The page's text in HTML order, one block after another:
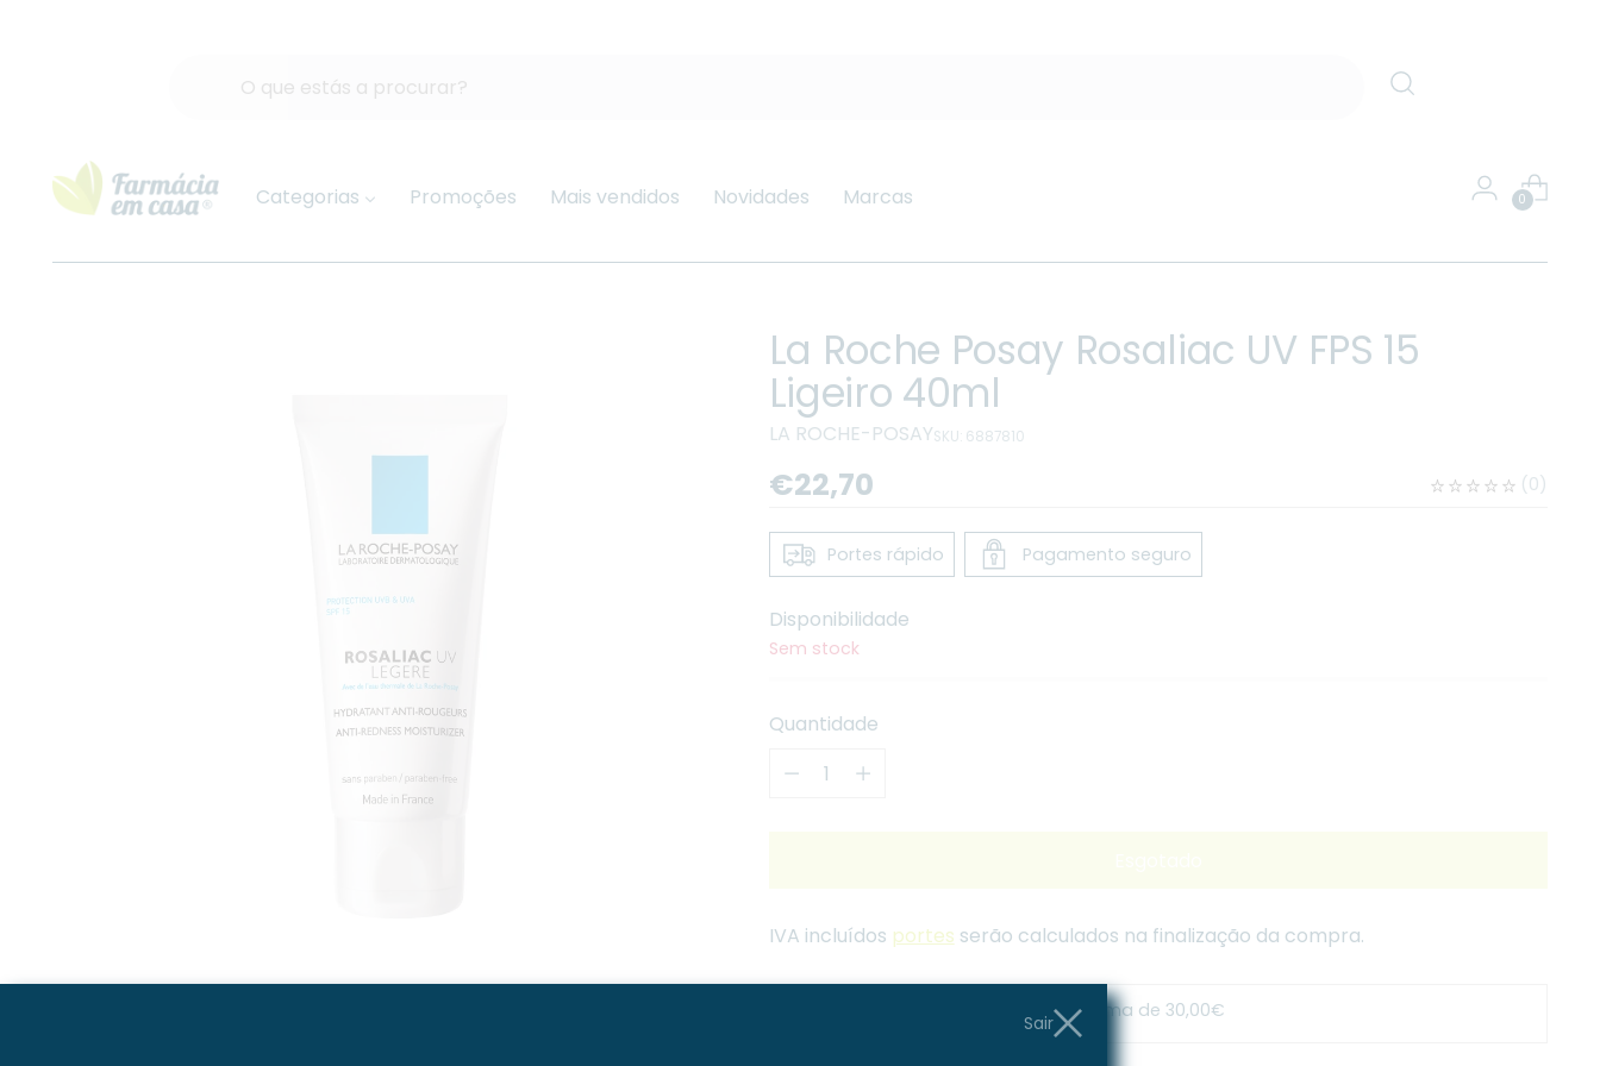
Categorias Promoções Mais vendidos Novidades Marcas 0
La Roche Posay Rosaliac UV FPS 15
Ligeiro 40ml
LA ROCHE-POSAYSKU: 6887810
Preço
regular
€22,70 (0)
Portes rápido Pagamento seguro
Disponibilidade
Sem stock
Quantidade
Quantidade
IVA incluídos portes serão calculados na finalização da compra.
Portes grátis para compras acima de 30,00€
Sair